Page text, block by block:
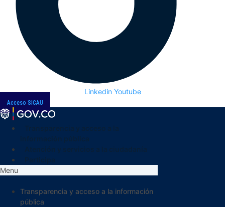
Linkedin Youtube
Acceso SICAU
Menu
Transparencia y acceso a la información
pública